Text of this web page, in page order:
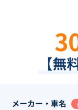
【
メーカー・車名